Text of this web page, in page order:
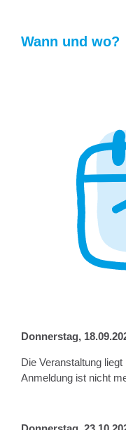
Wann und wo?
Donnerstag,
Die Veranstaltung
Anmeldung ist nicht